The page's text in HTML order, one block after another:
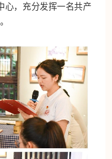
心，充分发挥一名共产